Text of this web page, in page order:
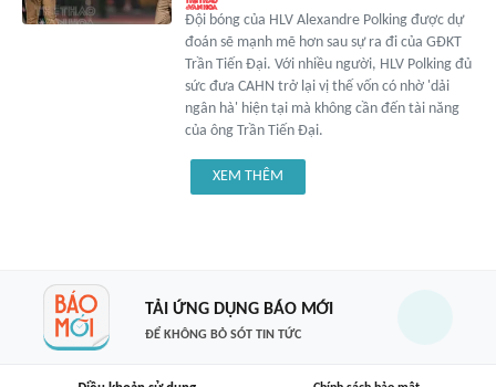
Đội bóng của HLV Alexandre Polking được dự
đoán sẽ mạnh mẽ hơn sau sự ra đi của GĐKT
Trần Tiến Đại. Với nhiều người, HLV Polking đủ
sức đưa CAHN trở lại vị thế vốn có nhờ 'dải
ngân hà' hiện tại mà không cần đến tài năng
của ông Trần Tiến Đại.
XEM THÊM
TẢI ỨNG DỤNG BÁO MỚI
ĐỂ KHÔNG BỎ SÓT TIN TỨC